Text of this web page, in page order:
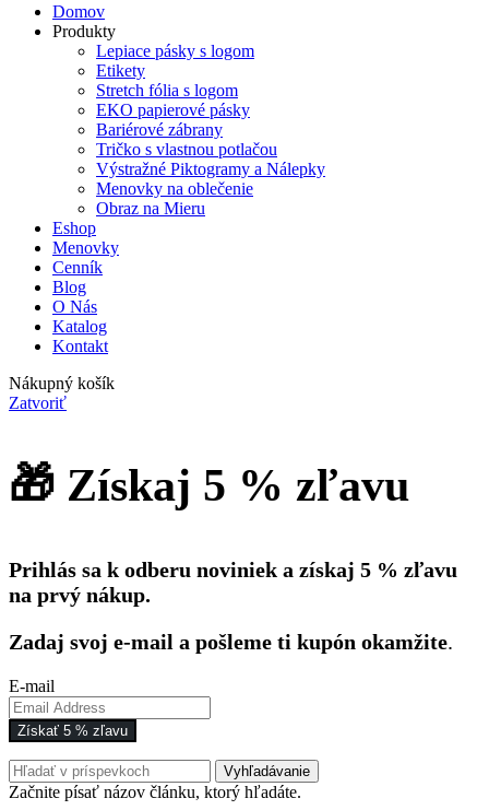
Domov
Produkty
Lepiace pásky s logom
Etikety
Stretch fólia s logom
EKO papierové pásky
Bariérové zábrany
Tričko s vlastnou potlačou
Výstražné Piktogramy a Nálepky
Menovky na oblečenie
Obraz na Mieru
Eshop
Menovky
Cenník
Blog
O Nás
Katalog
Kontakt
Nákupný košík
Zatvoriť
🎁 Získaj 5 % zľavu
Prihlás sa k odberu noviniek a získaj 5 % zľavu
na prvý nákup.
Zadaj svoj e-mail a pošleme ti kupón okamžite.
E-mail
Získať 5 % zľavu
Vyhľadávanie
Začnite písať názov článku, ktorý hľadáte.